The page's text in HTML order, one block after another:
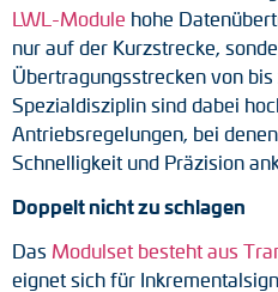
Drehmomentstützen
DC Motoren
AC Synchrongeneratoren
LWL-Module hohe
nur auf der Kurzstrecke,
Übertragungsstrecken von
Spezialdisziplin sind dabei
Antriebsregelungen, bei
Schnelligkeit und Präzision
Doppelt nicht zu schlagen
Das Modulset besteht aus
eignet sich für